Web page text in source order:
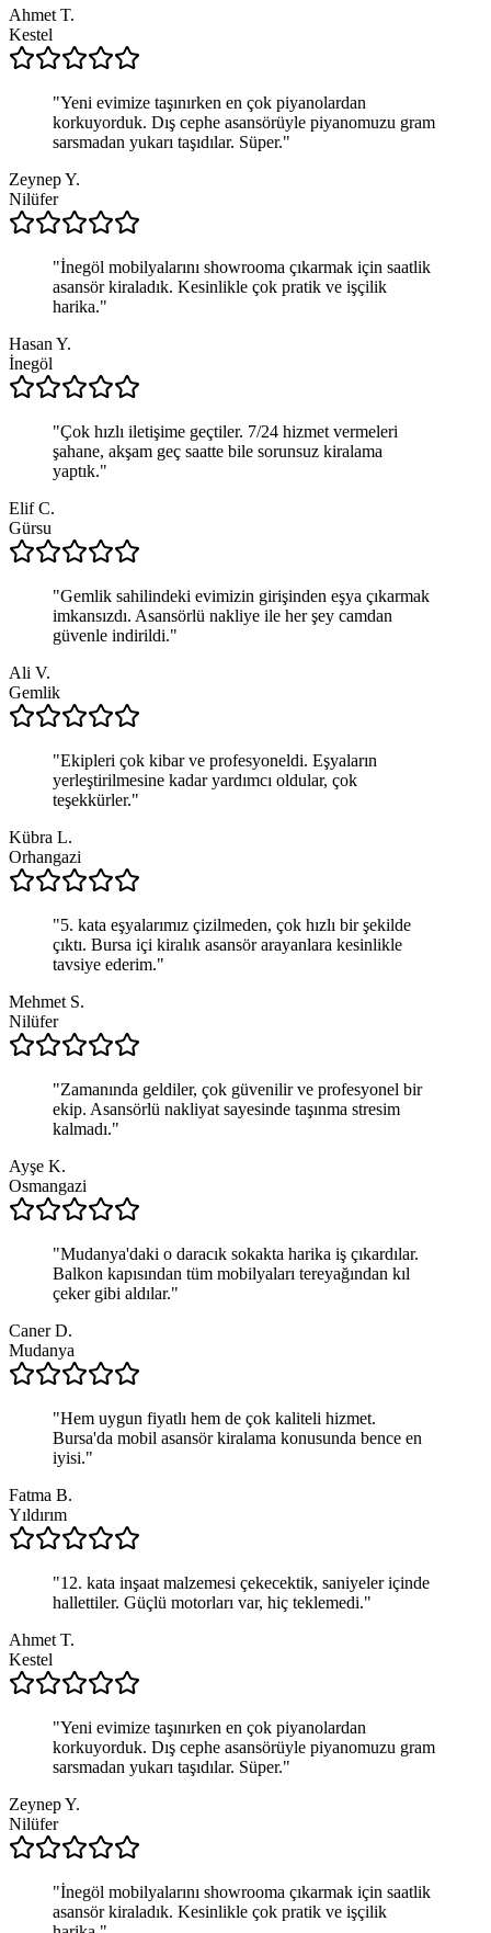
Ahmet T.
Kestel
"Yeni evimize taşınırken en çok piyanolardan
korkuyorduk. Dış cephe asansörüyle piyanomuzu gram
sarsmadan yukarı taşıdılar. Süper."
Zeynep Y.
Nilüfer
"İnegöl mobilyalarını showrooma çıkarmak için saatlik
asansör kiraladık. Kesinlikle çok pratik ve işçilik
harika."
Hasan Y.
İnegöl
"Çok hızlı iletişime geçtiler. 7/24 hizmet vermeleri
şahane, akşam geç saatte bile sorunsuz kiralama
yaptık."
Elif C.
Gürsu
"Gemlik sahilindeki evimizin girişinden eşya çıkarmak
imkansızdı. Asansörlü nakliye ile her şey camdan
güvenle indirildi."
Ali V.
Gemlik
"Ekipleri çok kibar ve profesyoneldi. Eşyaların
yerleştirilmesine kadar yardımcı oldular, çok
teşekkürler."
Kübra L.
Orhangazi
"5. kata eşyalarımız çizilmeden, çok hızlı bir şekilde
çıktı. Bursa içi kiralık asansör arayanlara kesinlikle
tavsiye ederim."
Mehmet S.
Nilüfer
"Zamanında geldiler, çok güvenilir ve profesyonel bir
ekip. Asansörlü nakliyat sayesinde taşınma stresim
kalmadı."
Ayşe K.
Osmangazi
"Mudanya'daki o daracık sokakta harika iş çıkardılar.
Balkon kapısından tüm mobilyaları tereyağından kıl
çeker gibi aldılar."
Caner D.
Mudanya
"Hem uygun fiyatlı hem de çok kaliteli hizmet.
Bursa'da mobil asansör kiralama konusunda bence en
iyisi."
Fatma B.
Yıldırım
"12. kata inşaat malzemesi çekecektik, saniyeler içinde
hallettiler. Güçlü motorları var, hiç teklemedi."
Ahmet T.
Kestel
"Yeni evimize taşınırken en çok piyanolardan
korkuyorduk. Dış cephe asansörüyle piyanomuzu gram
sarsmadan yukarı taşıdılar. Süper."
Zeynep Y.
Nilüfer
"İnegöl mobilyalarını showrooma çıkarmak için saatlik
asansör kiraladık. Kesinlikle çok pratik ve işçilik